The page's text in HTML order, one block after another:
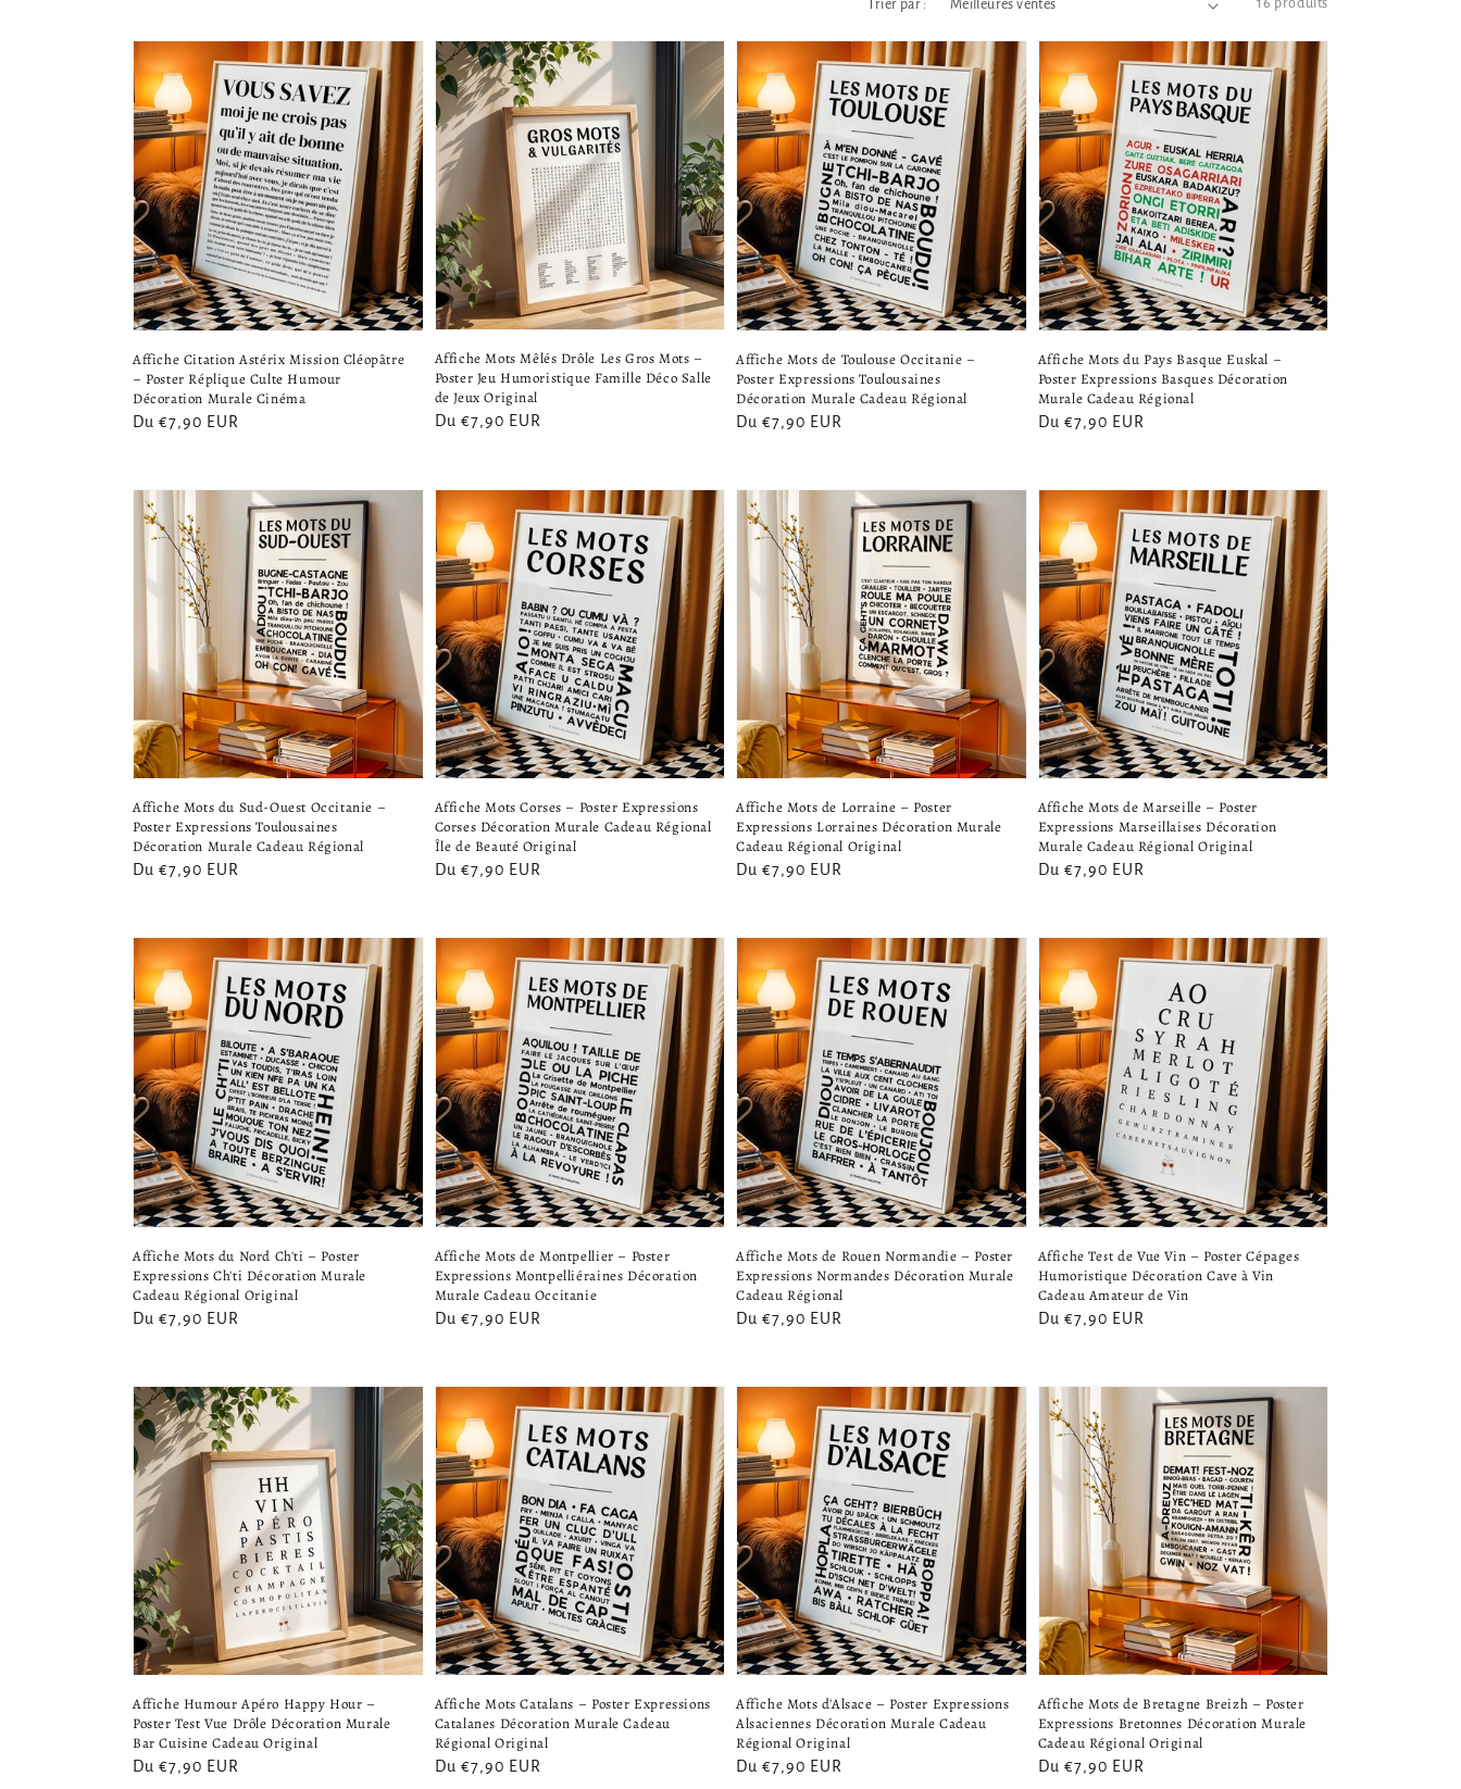
Trier par : 16 produits
Affiche Citation Astérix Mission Cléopâtre
– Poster Réplique Culte Humour
Décoration Murale Cinéma
Prix
Du €7,90 EUR
Affiche Mots Mêlés Drôle Les Gros Mots –
Poster Jeu Humoristique Famille Déco Salle
de Jeux Original
Prix
Du €7,90 EUR
Affiche Mots de Toulouse Occitanie –
Poster Expressions Toulousaines
Décoration Murale Cadeau Régional
Prix
Du €7,90 EUR
Affiche Mots du Pays Basque Euskal –
Poster Expressions Basques Décoration
Murale Cadeau Régional
Prix
Du €7,90 EUR
Affiche Mots du Sud-Ouest Occitanie –
Poster Expressions Toulousaines
Décoration Murale Cadeau Régional
Prix
Du €7,90 EUR
Affiche Mots Corses – Poster Expressions
Corses Décoration Murale Cadeau Régional
Île de Beauté Original
Prix
Du €7,90 EUR
Affiche Mots de Lorraine – Poster
Expressions Lorraines Décoration Murale
Cadeau Régional Original
Prix
Du €7,90 EUR
Affiche Mots de Marseille – Poster
Expressions Marseillaises Décoration
Murale Cadeau Régional Original
Prix
Du €7,90 EUR
Affiche Mots du Nord Ch'ti – Poster
Expressions Ch'ti Décoration Murale
Cadeau Régional Original
Prix
Du €7,90 EUR
Affiche Mots de Montpellier – Poster
Expressions Montpelliéraines Décoration
Murale Cadeau Occitanie
Prix
Du €7,90 EUR
Affiche Mots de Rouen Normandie – Poster
Expressions Normandes Décoration Murale
Cadeau Régional
Prix
Du €7,90 EUR
Affiche Test de Vue Vin – Poster Cépages
Humoristique Décoration Cave à Vin
Cadeau Amateur de Vin
Prix
Du €7,90 EUR
Affiche Humour Apéro Happy Hour –
Poster Test Vue Drôle Décoration Murale
Bar Cuisine Cadeau Original
Prix
Du €7,90 EUR
Affiche Mots Catalans – Poster Expressions
Catalanes Décoration Murale Cadeau
Régional Original
Prix
Du €7,90 EUR
Affiche Mots d'Alsace – Poster Expressions
Alsaciennes Décoration Murale Cadeau
Régional Original
Prix
Du €7,90 EUR
Affiche Mots de Bretagne Breizh – Poster
Expressions Bretonnes Décoration Murale
Cadeau Régional Original
Prix
Du €7,90 EUR